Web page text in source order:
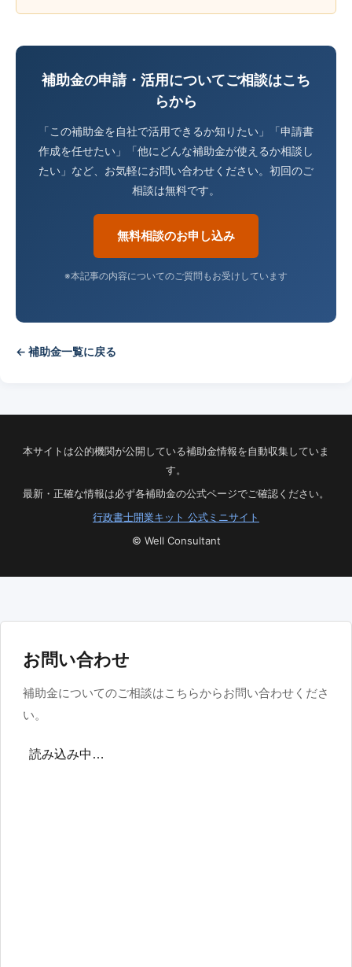
補助金の申請・活用についてご相談はこち
らから
「この補助金を自社で活用できるか知りたい」「申請書
作成を任せたい」「他にどんな補助金が使えるか相談し
たい」など、お気軽にお問い合わせください。初回のご
相談は無料です。
無料相談のお申し込み
※本記事の内容についてのご質問もお受けしています
← 補助金一覧に戻る
本サイトは公的機関が公開している補助金情報を自動収集していま
す。
最新・正確な情報は必ず各補助金の公式ページでご確認ください。
行政書士開業キット 公式ミニサイト
© Well Consultant
お問い合わせ
補助金についてのご相談はこちらからお問い合わせくださ
い。